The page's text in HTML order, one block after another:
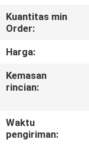
TUR
PABRIK
KONTROL
KUALITAS
HUBUNGI
Kuantitas min
Order:
Harga:
Kemasan
rincian:
Waktu
pengiriman: